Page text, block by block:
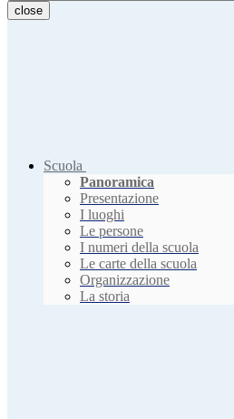
close
Scuola
Panoramica
Presentazione
I luoghi
Le persone
I numeri della scuola
Le carte della scuola
Organizzazione
La storia